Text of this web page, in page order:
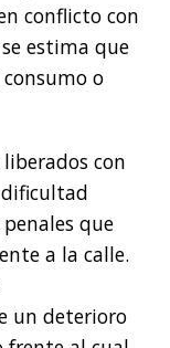
conflicto con
estima que
o
con
que
a la calle.
un deterioro